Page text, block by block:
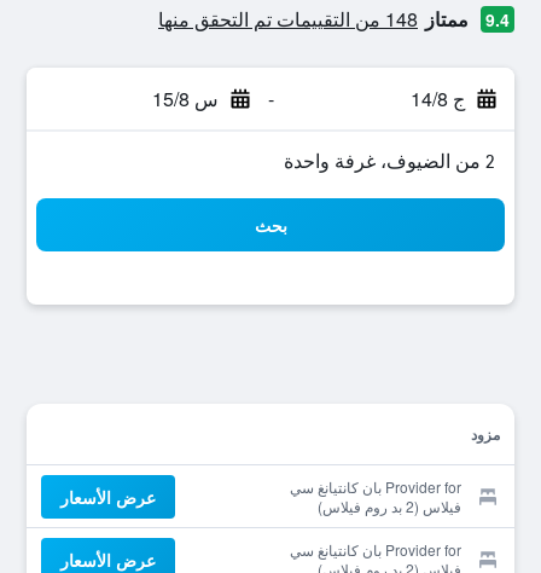
9.4 ممتاز 148 من التقييمات تم التحقق منها
ج 14/8 - س 15/8
2 من الضيوف، غرفة واحدة
بحث
مزود
Provider for بان كانتيانغ سي
فيلاس (2 بد روم فيلاس)
عرض الأسعار
Provider for بان كانتيانغ سي
فيلاس (2 بد روم فيلاس)
عرض الأسعار